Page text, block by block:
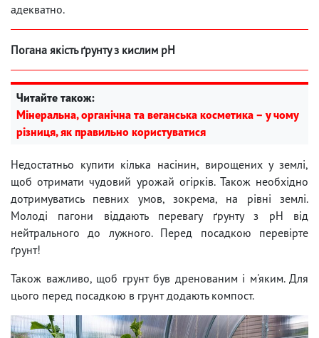
адекватно.
Погана якість ґрунту з кислим рН
Читайте також:
Мінеральна, органічна та веганська косметика – у чому
різниця, як правильно користуватися
Недостатньо купити кілька насінин, вирощених у землі,
щоб отримати чудовий урожай огірків. Також необхідно
дотримуватись певних умов, зокрема, на рівні землі.
Молоді пагони віддають перевагу ґрунту з рН від
нейтрального до лужного. Перед посадкою перевірте
ґрунт!
Також важливо, щоб грунт був дренованим і м'яким. Для
цього перед посадкою в грунт додають компост.